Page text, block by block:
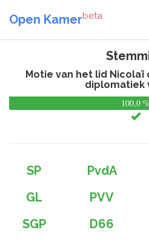
Open Kamerbeta
Motie van het lid Nicolaï
diplomatiek
100,0 %
SP PvdA
GL
PVV
SGP
D66